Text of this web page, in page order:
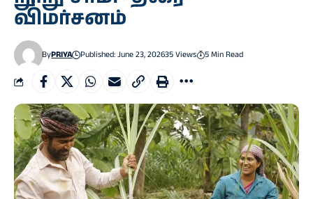
விமர்சனம்
ByPRIYA Published: June 23, 202635 Views 5 Min Read